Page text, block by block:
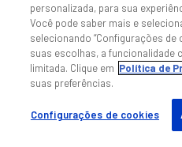
personalizada, para sua
Você pode saber mais e
selecionando “Configurações de
suas escolhas, a funcionalidade
limitada. Clique em Política de
suas preferências.
Configurações de cookies